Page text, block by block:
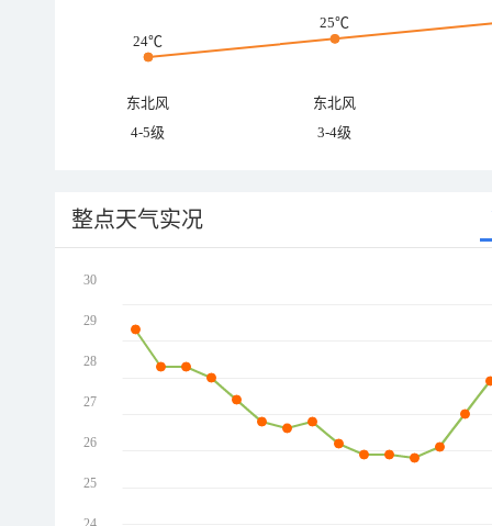
24℃
25℃
东北风
东北风
4-5级
3-4级
整点天气实况
30
29
28
27
26
25